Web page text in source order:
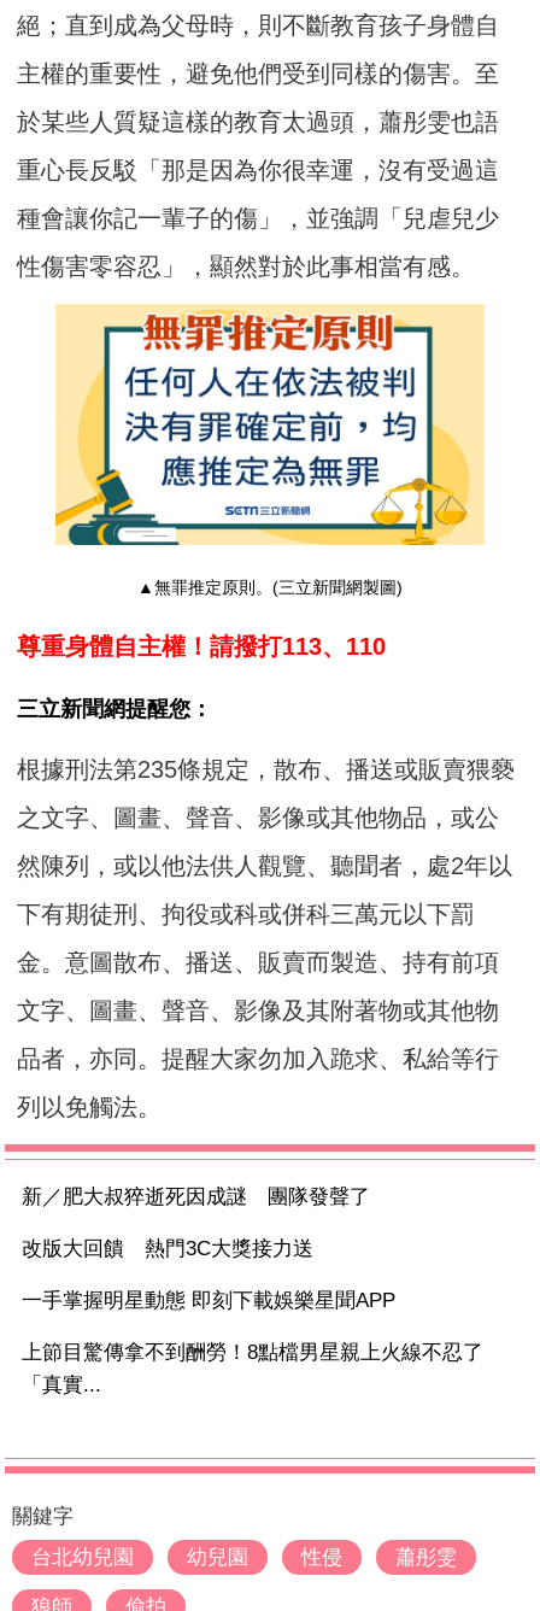
絕；直到成為父母時，則不斷教育孩子身體自
主權的重要性，避免他們受到同樣的傷害。至
於某些人質疑這樣的教育太過頭，蕭彤雯也語
重心長反駁「那是因為你很幸運，沒有受過這
種會讓你記一輩子的傷」，並強調「兒虐兒少
性傷害零容忍」，顯然對於此事相當有感。
▲無罪推定原則。(三立新聞網製圖)
尊重身體自主權！請撥打113、110
三立新聞網提醒您：
根據刑法第235條規定，散布、播送或販賣猥褻
之文字、圖畫、聲音、影像或其他物品，或公
然陳列，或以他法供人觀覽、聽聞者，處2年以
下有期徒刑、拘役或科或併科三萬元以下罰
金。意圖散布、播送、販賣而製造、持有前項
文字、圖畫、聲音、影像及其附著物或其他物
品者，亦同。提醒大家勿加入跪求、私給等行
列以免觸法。
新／肥大叔猝逝死因成謎 團隊發聲了
改版大回饋 熱門3C大獎接力送
一手掌握明星動態 即刻下載娛樂星聞APP
上節目驚傳拿不到酬勞！8點檔男星親上火線不忍了
「真實...
關鍵字
台北幼兒園
幼兒園 性侵 蕭彤雯